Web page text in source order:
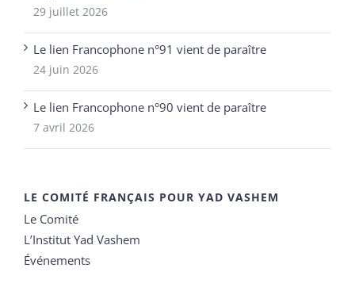
29 juillet 2026
Le lien Francophone n°91 vient de paraître
24 juin 2026
Le lien Francophone n°90 vient de paraître
7 avril 2026
LE COMITÉ FRANÇAIS POUR YAD VASHEM
Le Comité
L’Institut Yad Vashem
Événements